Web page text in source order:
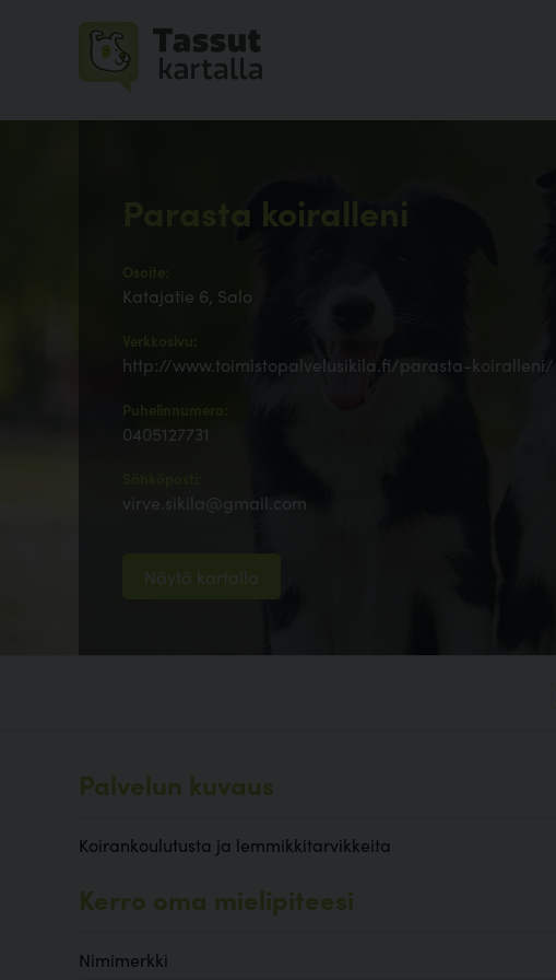
Parasta koiralleni
Katajatie 6, Salo
http://www.toimistopalvelusikila.fi/parasta-koiralleni/
Puhelinnumero:
0405127731
virve.sikila@gmail.com
Näytä kartalla
Palvelun kuvaus
Koirankoulutusta ja lemmikkitarvikkeita
Kerro oma mielipiteesi
Nimimerkki